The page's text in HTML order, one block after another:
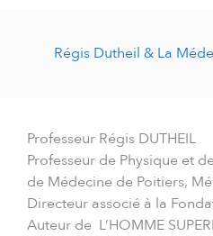
Régis Dutheil & La
Professeur Régis DUTHEIL
Professeur de Physique et
de Médecine de Poitiers,
Directeur associé à la
Auteur de L’HOMME